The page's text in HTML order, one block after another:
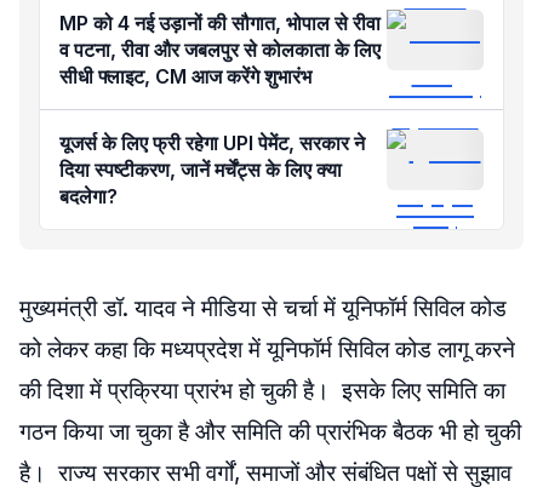
MP को 4 नई उड़ानों की सौगात, भोपाल से रीवा
व पटना, रीवा और जबलपुर से कोलकाता के लिए
सीधी फ्लाइट, CM आज करेंगे शुभारंभ
यूजर्स के लिए फ्री रहेगा UPI पेमेंट, सरकार ने
दिया स्पष्टीकरण, जानें मर्चेंट्स के लिए क्या
बदलेगा?
मुख्यमंत्री डॉ. यादव ने मीडिया से चर्चा में यूनिफॉर्म सिविल कोड
को लेकर कहा कि मध्यप्रदेश में यूनिफॉर्म सिविल कोड लागू करने
की दिशा में प्रक्रिया प्रारंभ हो चुकी है। इसके लिए समिति का
गठन किया जा चुका है और समिति की प्रारंभिक बैठक भी हो चुकी
है। राज्य सरकार सभी वर्गों, समाजों और संबंधित पक्षों से सुझाव